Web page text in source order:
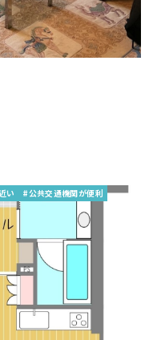
い #公共交通機関が便利